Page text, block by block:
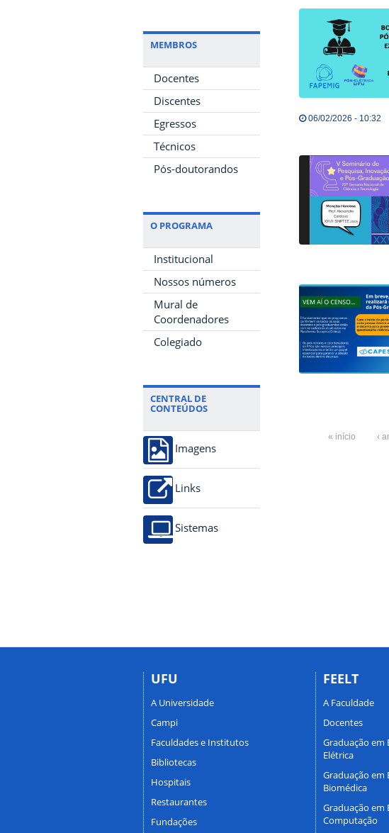
MEMBROS
Docentes
Discentes
Egressos
Técnicos
Pós-doutorandos
O PROGRAMA
Institucional
Nossos números
Mural de
Coordenadores
Colegiado
CENTRAL DE
CONTEÚDOS
Imagens
Links
Sistemas
06/02/2026 - 10:32
« início ‹
UFU
A Universidade
Campi
Faculdades e Institutos
Bibliotecas
Hospitais
Restaurantes
Fundações
FEELT
A Faculdade
Docentes
Graduação em
Elétrica
Graduação em
Biomédica
Graduação em
Computação